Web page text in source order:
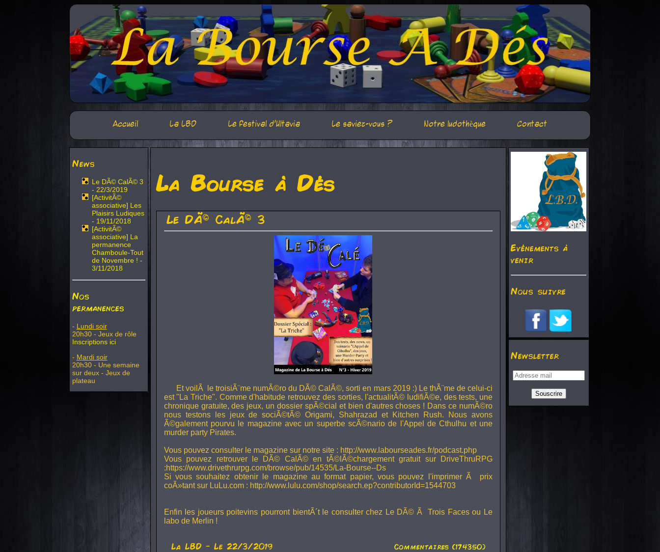
Accueil La LBD Le festival d'Ultavia Le saviez-vous ? Notre ludothèque Contact
News
Le DÃ© CalÃ© 3
- 22/3/2019
[ActivitÃ©
associative] Les
Plaisirs Ludiques
- 19/11/2018
[ActivitÃ©
associative] La
permanence
Chamboule-Tout
de Novembre ! -
3/11/2018
Nos
permanences
- Lundi soir
20h30 - Jeux de rôle
Inscriptions ici
- Mardi soir
20h30 - Une semaine
sur deux - Jeux de
plateau
La Bourse à Dés
Le DÃ© CalÃ© 3
Et voilÃ le troisiÃ¨me numÃ©ro du DÃ© CalÃ©, sorti en mars 2019 :) Le thÃ¨me de celui-ci
est "La Triche". Comme d'habitude retrouvez des sorties, l'actualitÃ© ludifiÃ©e, des tests, une
chronique gratuite, des jeux, un dossier spÃ©cial et bien d'autres choses ! Dans ce numÃ©ro
nous testons les jeux de sociÃ©tÃ© Origami, Shahrazad et Kitchen Rush. Nous avons
Ã©galement pourvu le magazine avec un superbe scÃ©nario de l'Appel de Cthulhu et une
murder party Pirates.
Vous pouvez consulter le magazine sur notre site : http://www.labourseades.fr/podcast.php
Vous pouvez retrouver le DÃ© CalÃ© en tÃ©lÃ©chargement gratuit sur DriveThruRPG
:https://www.drivethrurpg.com/browse/pub/14535/La-Bourse--Ds
Si vous souhaitez obtenir le magazine au format papier, vous pouvez l'imprimer Ã prix
coÃ»tant sur LuLu.com : http://www.lulu.com/shop/search.ep?contributorId=1544703
Enfin les joueurs poitevins pourront bientÃ´t le consulter chez Le DÃ© Ã Trois Faces ou Le
labo de Merlin !
La LBD - Le 22/3/2019 Commentaires (174350)
Evénements à
venir
Nous suivre
Newsletter